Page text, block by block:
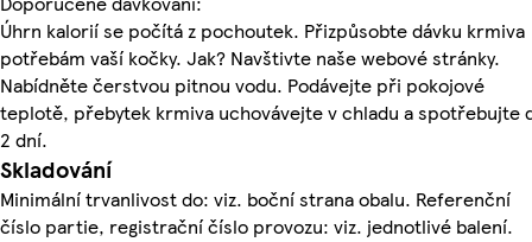
Úhrn kalorií se počítá z pochoutek. Přizpůsobte dávku krmiva
potřebám vaší kočky. Jak? Navštivte naše webové stránky.
Nabídněte čerstvou pitnou vodu. Podávejte při pokojové
teplotě, přebytek krmiva uchovávejte v chladu a spotřebujte
2 dní.
Skladování
Minimální trvanlivost do: viz. boční strana obalu. Referenční
číslo partie, registrační číslo provozu: viz. jednotlivé balení.